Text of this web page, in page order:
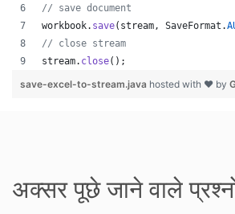
// save document
workbook. save( stream, SaveFormat .
// close stream
stream. close();
save-excel-to-stream.java hosted with ❤ by
अक्सर पूछे जाने वाले